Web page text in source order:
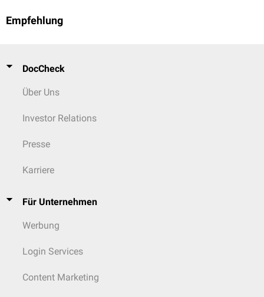
Empfehlung
DocCheck
Über Uns
Investor Relations
Presse
Karriere
Für Unternehmen
Werbung
Login Services
Content Marketing